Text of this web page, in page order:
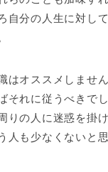
自分の人生に対し
はオススメしませ
それに従うべきで
りの人に迷惑を掛
人も少なくないと思